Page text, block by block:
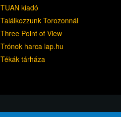
TUAN kiadó
Találkozzunk Torozonnál
Three Point of View
Trónok harca lap.hu
Tékák tárháza